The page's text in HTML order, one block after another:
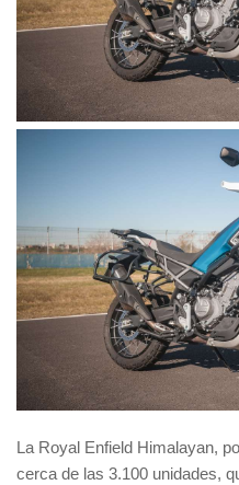
La Royal Enfield Himalayan,
cerca de las 3.100 unidades,